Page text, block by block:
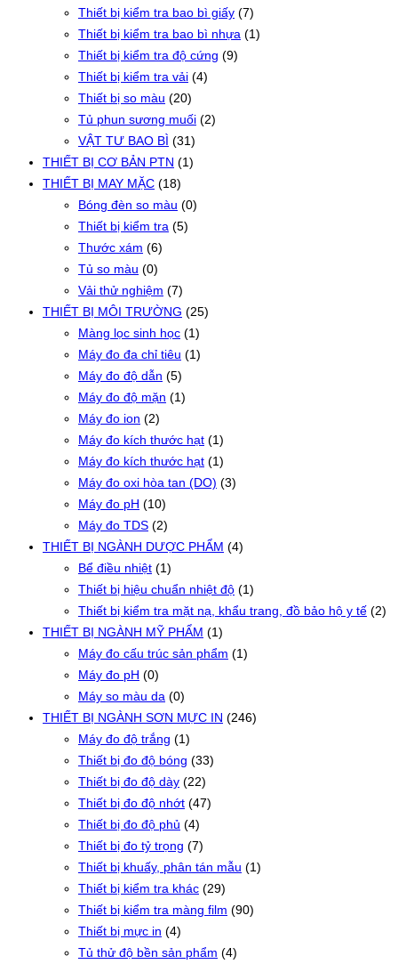
Thiết bị kiểm tra bao bì giấy (7)
Thiết bị kiểm tra bao bì nhựa (1)
Thiết bị kiểm tra độ cứng (9)
Thiết bị kiểm tra vải (4)
Thiết bị so màu (20)
Tủ phun sương muối (2)
VẬT TƯ BAO BÌ (31)
THIẾT BỊ CƠ BẢN PTN (1)
THIẾT BỊ MAY MẶC (18)
Bóng đèn so màu (0)
Thiết bị kiểm tra (5)
Thước xám (6)
Tủ so màu (0)
Vải thử nghiệm (7)
THIẾT BỊ MÔI TRƯỜNG (25)
Màng lọc sinh học (1)
Máy đo đa chỉ tiêu (1)
Máy đo độ dẫn (5)
Máy đo độ mặn (1)
Máy đo ion (2)
Máy đo kích thước hạt (1)
Máy đo kích thước hạt (1)
Máy đo oxi hòa tan (DO) (3)
Máy đo pH (10)
Máy đo TDS (2)
THIẾT BỊ NGÀNH DƯỢC PHẨM (4)
Bể điều nhiệt (1)
Thiết bị hiệu chuẩn nhiệt độ (1)
Thiết bị kiểm tra mặt nạ, khẩu trang, đồ bảo hộ y tế (2)
THIẾT BỊ NGÀNH MỸ PHẨM (1)
Máy đo cấu trúc sản phẩm (1)
Máy đo pH (0)
Máy so màu da (0)
THIẾT BỊ NGÀNH SƠN MỰC IN (246)
Máy đo độ trắng (1)
Thiết bị đo độ bóng (33)
Thiết bị đo độ dày (22)
Thiết bị đo độ nhớt (47)
Thiết bị đo độ phủ (4)
Thiết bị đo tỷ trọng (7)
Thiết bị khuấy, phân tán mẫu (1)
Thiết bị kiểm tra khác (29)
Thiết bị kiểm tra màng film (90)
Thiết bị mực in (4)
Tủ thử độ bền sản phẩm (4)